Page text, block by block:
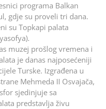
programa Balkan
gdje su proveli tri dana.
su Topkapi palata
muzej prošlog vremena i
je danas najposećeniji
Turske. Izgrađena u
Mehmeda II Osvajača,
sjedinjuje sa
predstavlja živu